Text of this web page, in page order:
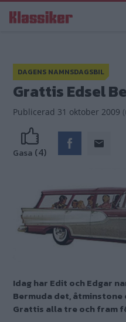
till
DAGENS NAMNSDAGSBIL
Grattis Edsel
Publicerad 31 oktober 2009 (
Gasa (4)
Idag har Edit och Edgar
Bermuda det,
Grattis alla tre och fram